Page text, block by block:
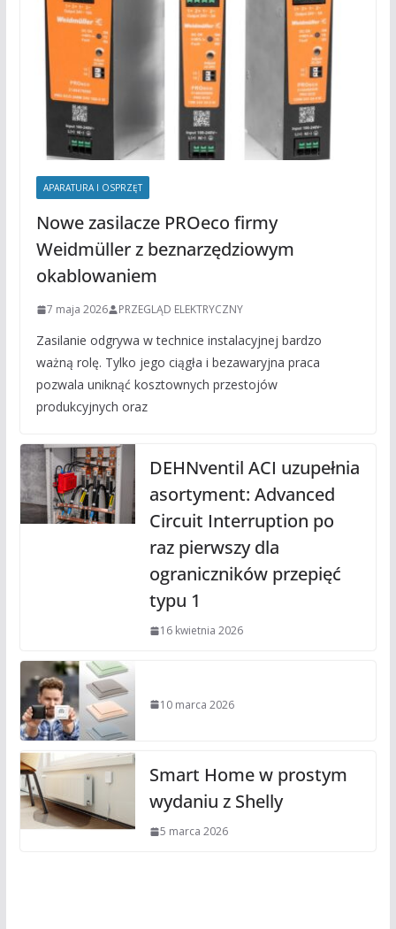
APARATURA I OSPRZĘT
Nowe zasilacze PROeco firmy
Weidmüller z beznarzędziowym
okablowaniem
7 maja 2026 PRZEGLĄD ELEKTRYCZNY
Zasilanie odgrywa w technice instalacyjnej bardzo
ważną rolę. Tylko jego ciągła i bezawaryjna praca
pozwala uniknąć kosztownych przestojów
produkcyjnych oraz
DEHNventil ACI uzupełnia
asortyment: Advanced
Circuit Interruption po
raz pierwszy dla
ograniczników przepięć
typu 1
16 kwietnia 2026
10 marca 2026
Smart Home w prostym
wydaniu z Shelly
5 marca 2026